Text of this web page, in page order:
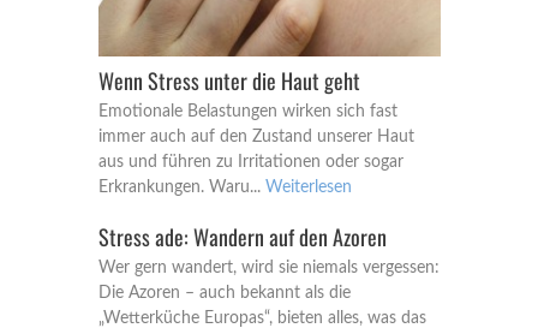
Wenn Stress unter die Haut geht
Emotionale Belastungen wirken sich fast
immer auch auf den Zustand unserer Haut
aus und führen zu Irritationen oder sogar
Erkrankungen. Waru... Weiterlesen
Stress ade: Wandern auf den Azoren
Wer gern wandert, wird sie niemals vergessen:
Die Azoren – auch bekannt als die
„Wetterküche Europas“, bieten alles, was das